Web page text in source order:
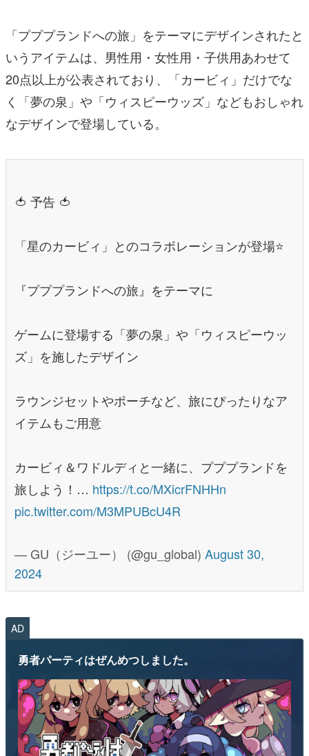
「プププランドへの旅」をテーマにデザインされたと
いうアイテムは、男性用・女性用・子供用あわせて
20点以上が公表されており、「カービィ」だけでな
く「夢の泉」や「ウィスピーウッズ」などもおしゃれ
なデザインで登場している。
🍅 予告 🍅
「星のカービィ」とのコラボレーションが登場⭐
『プププランドへの旅』をテーマに
ゲームに登場する「夢の泉」や「ウィスピーウッ
ズ」を施したデザイン
ラウンジセットやポーチなど、旅にぴったりなア
イテムもご用意
カービィ＆ワドルディと一緒に、プププランドを
旅しよう！… https://t.co/MXicrFNHHn
pic.twitter.com/M3MPUBcU4R
— GU（ジーユー） (@gu_global) August 30,
2024
AD
勇者パーティはぜんめつしました。